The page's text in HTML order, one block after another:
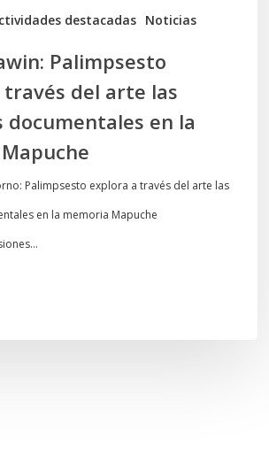
destacadas Noticias
Palimpsesto
del arte las
documentales en la
Palimpsesto explora a través del arte las
en la memoria Mapuche